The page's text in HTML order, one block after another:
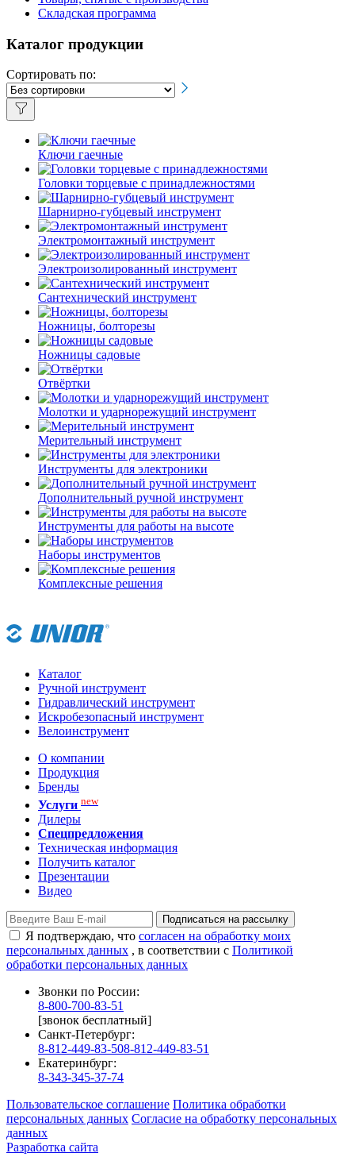
Складская программа
Каталог продукции
Сортировать по:
Ключи гаечные
Головки торцевые с принадлежностями
Шарнирно-губцевый инструмент
Электромонтажный инструмент
Электроизолированный инструмент
Сантехнический инструмент
Ножницы, болторезы
Ножницы садовые
Отвёртки
Молотки и ударнорежущий инструмент
Мерительный инструмент
Инструменты для электроники
Дополнительный ручной инструмент
Инструменты для работы на высоте
Наборы инструментов
Комплексные решения
Каталог
Ручной инструмент
Гидравлический инструмент
Искробезопасный инструмент
Велоинструмент
О компании
Продукция
Бренды
Услуги new
Дилеры
Спецпредложения
Техническая информация
Получить каталог
Презентации
Видео
Подписаться на рассылку
Я подтверждаю, что согласен на обработку моих
персональных данных , в соответствии с Политикой
обработки персональных данных
Звонки по России:
8-800-700-83-51
[звонок бесплатный]
Санкт-Петербург:
8-812-449-83-508-812-449-83-51
Екатеринбург:
8-343-345-37-74
Пользовательское соглашение Политика обработки
персональных данных Согласие на обработку персональных
данных
Разработка сайта